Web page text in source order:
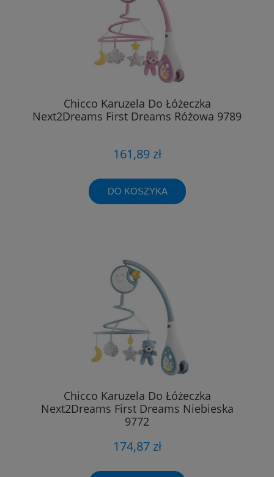
Chicco Karuzela Do Łóżeczka
Next2Dreams First Dreams Różowa 9789
161,89 zł
DO KOSZYKA
Chicco Karuzela Do Łóżeczka
Next2Dreams First Dreams Niebieska
9772
174,87 zł